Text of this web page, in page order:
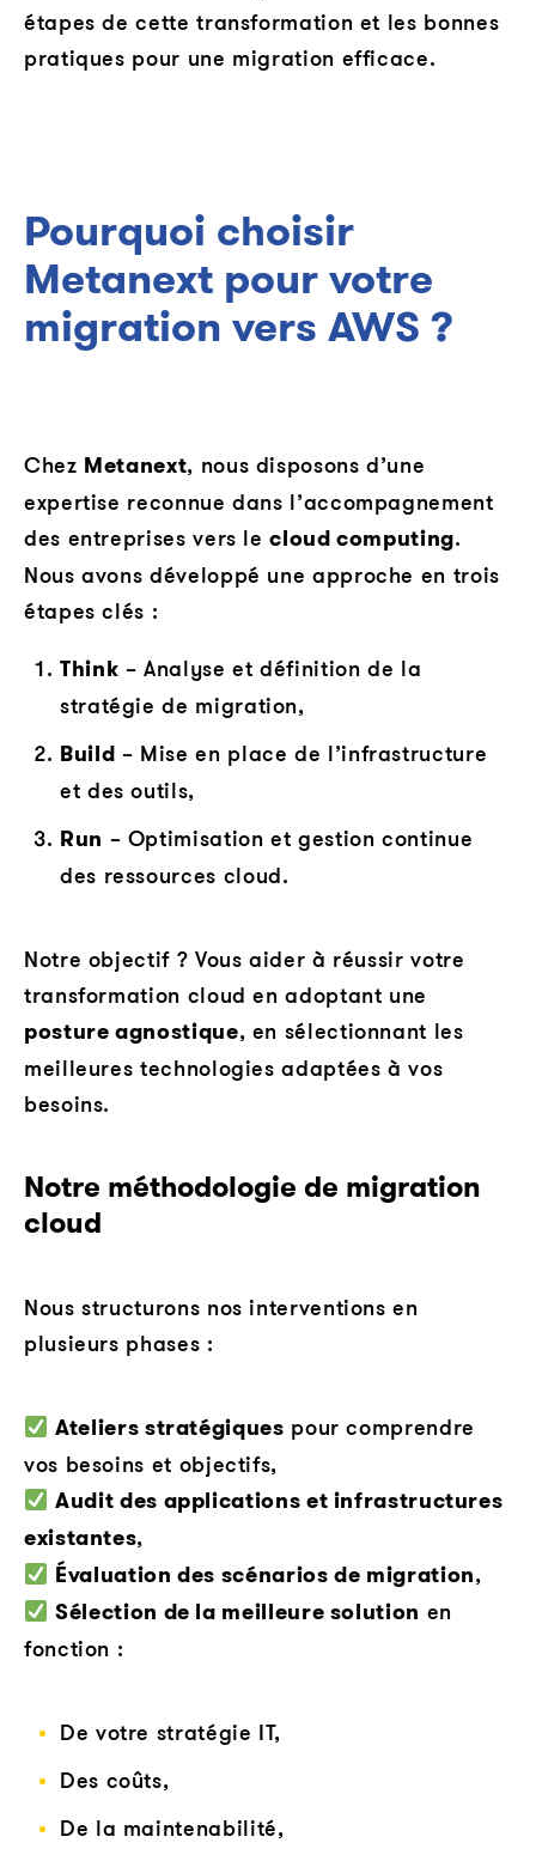
étapes de cette transformation et les bonnes
pratiques pour une migration efficace.
Pourquoi choisir
Metanext pour votre
migration vers AWS ?
Chez Metanext, nous disposons d’une
expertise reconnue dans l’accompagnement
des entreprises vers lecloud computing.
Nous avons développé une approche en trois
étapes clés :
Think – Analyse et définition de la
stratégie de migration,
Build – Mise en place de l’infrastructure
et des outils,
Run – Optimisation et gestion continue
des ressources cloud.
Notre objectif ? Vous aider à réussir votre
transformation cloud en adoptant une
posture agnostique, en sélectionnant les
meilleures technologies adaptées à vos
besoins.
Notre méthodologie de migration
cloud
Nous structurons nos interventions en
plusieurs phases :
Ateliers stratégiques pour comprendre
vos besoins et objectifs,
Audit des applications et infrastructures
existantes,
Évaluation des scénarios de migration,
Sélection de la meilleure solution en
fonction :
De votre stratégie IT,
Des coûts,
De la maintenabilité,